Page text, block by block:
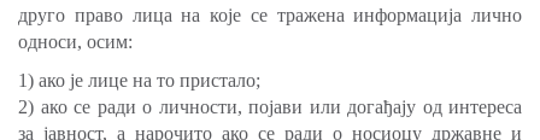
друго право лица на које се тражена информација лично
односи, осим:
1) ако је лице на то пристало;
2) ако се ради о личности, појави или догађају од интереса
за јавност, а нарочито ако се ради о носиоцу државне и